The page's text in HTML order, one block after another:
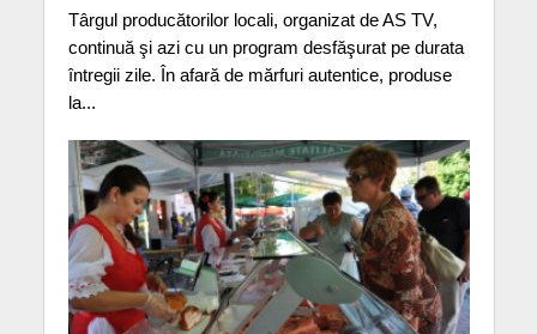
Târgul producătorilor locali, organizat de AS TV,
continuă şi azi cu un program desfăşurat pe durata
întregii zile. În afară de mărfuri autentice, produse
la...